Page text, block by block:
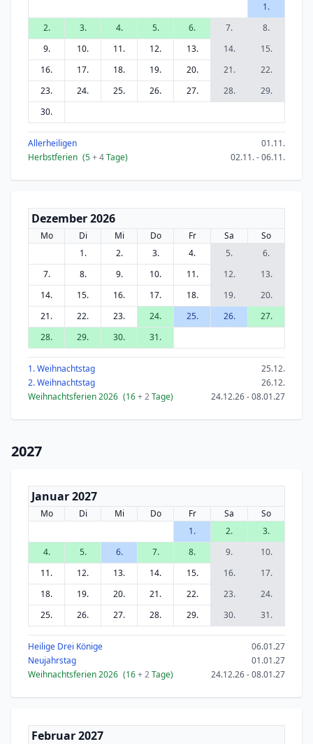
1.
2.
3. 4. 5. 6. 7.
8.
9.
10. 11. 12. 13. 14.
15.
16.
17. 18. 19. 20. 21.
22.
23.
24. 25. 26. 27. 28.
29.
30.
Allerheiligen
01.11.
Herbstferien (5+ 4Tage) 02.11. - 06.11.
Dezember 2026
Mo Di Mi Do Fr Sa
So
1.
2. 3. 4. 5.
6.
7.
8. 9. 10. 11. 12.
13.
14.
15. 16. 17. 18. 19.
20.
21.
22. 23. 24. 25. 26.
27.
28.
29. 30. 31.
1. Weihnachtstag
25.12.
2. Weihnachtstag
26.12.
Weihnachtsferien 2026 (16+ 2Tage) 24.12.26 - 08.01.27
2027
Januar 2027
Mo Di Mi Do Fr Sa
So
1.
2.
3.
4.
5. 6. 7. 8. 9.
10.
11.
12. 13. 14. 15. 16.
17.
18.
19. 20. 21. 22. 23.
24.
25.
26. 27. 28. 29. 30. 31.
Heilige Drei Könige
06.01.27
Neujahrstag
01.01.27
Weihnachtsferien 2026 (16+ 2Tage) 24.12.26 - 08.01.27
Februar 2027